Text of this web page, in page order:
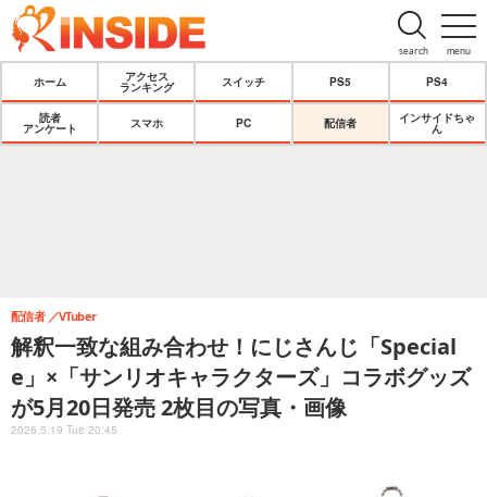
menu
search
ホーム
アクセス
ランキング
スイッチ PS5 PS4
読者
アンケート
スマホ PC 配信者
インサイドちゃ
ん
解釈一致な組み合わせ！にじさんじ「Special
e」×「サンリオキャラクターズ」コラボグッズ
が5月20日発売 2枚目の写真・画像
配信者 VTuber
2026.5.19 Tue 20:45